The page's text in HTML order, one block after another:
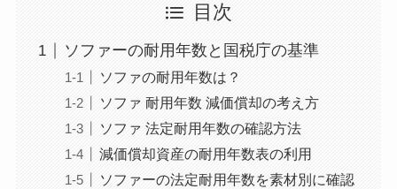
目次
ソファーの耐用年数と国税庁の基準
ソファの耐用年数は？
ソファ 耐用年数 減価償却の考え方
ソファ 法定耐用年数の確認方法
減価償却資産の耐用年数表の利用
ソファーの法定耐用年数を素材別に確認